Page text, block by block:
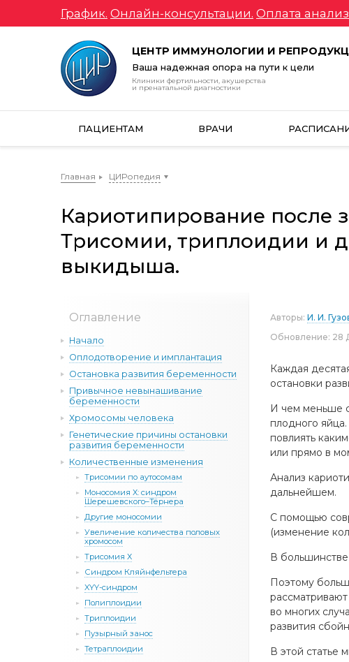
График. Онлайн-консультации. Оплата
ЦЕНТР ИММУНОЛОГИИ И
Ваша надежная опора на пути к цели
Клиники фертильности, акушерства
и пренатальной диагностики
ПАЦИЕНТАМ ВРАЧИ
Главная ЦИРопедия
Кариотипирование после
Трисомии, триплоидии и
выкидыша.
Оглавление
Начало
Оплодотворение и имплантация
Остановка развития беременности
Привычное невынашивание
беременности
Хромосомы человека
Генетические причины остановки
развития беременности
Количественные изменения
Трисомии по аутосомам
Моносомия Х: синдром
Шерешевского–Тёрнера
Другие моносомии
Увеличение количества половых
хромосом
Трисомия Х
Синдром Кляйнфельтера
XYY-синдром
Полиплоидии
Триплоидии
Пузырный занос
Тетраплоидии
Авторы: И. И.
Обновление: 28
Каждая
остановки
И чем меньше
плодного
повлиять
или прямо в
Анализ
дальнейшем.
С помощью
(изменение
В
Поэтому
во многих
развития
В этой статье